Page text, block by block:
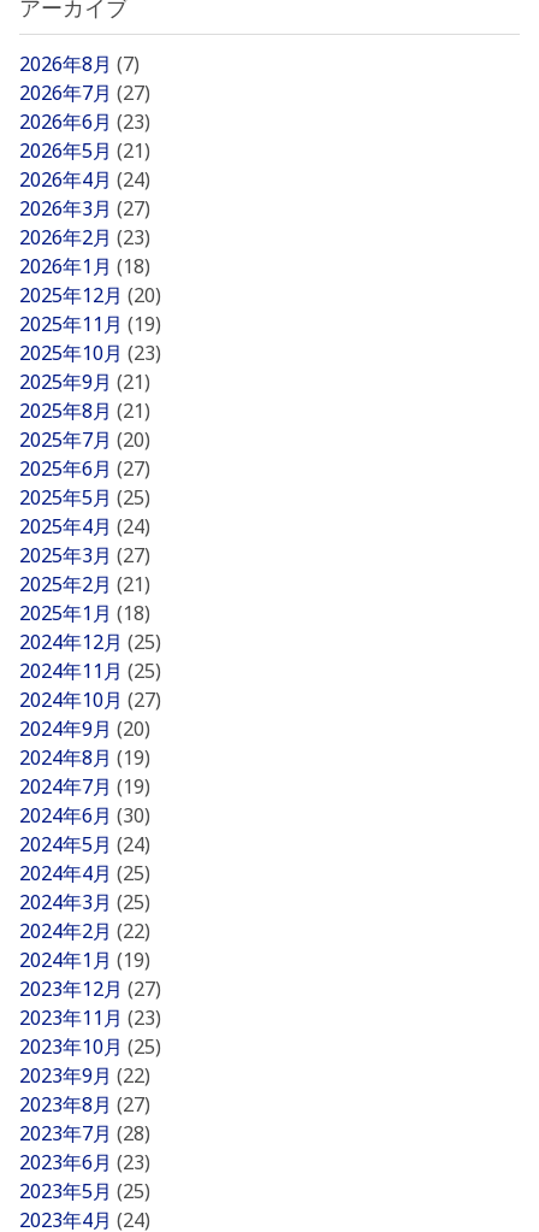
アーカイブ
2026年8月 (7)
2026年7月 (27)
2026年6月 (23)
2026年5月 (21)
2026年4月 (24)
2026年3月 (27)
2026年2月 (23)
2026年1月 (18)
2025年12月 (20)
2025年11月 (19)
2025年10月 (23)
2025年9月 (21)
2025年8月 (21)
2025年7月 (20)
2025年6月 (27)
2025年5月 (25)
2025年4月 (24)
2025年3月 (27)
2025年2月 (21)
2025年1月 (18)
2024年12月 (25)
2024年11月 (25)
2024年10月 (27)
2024年9月 (20)
2024年8月 (19)
2024年7月 (19)
2024年6月 (30)
2024年5月 (24)
2024年4月 (25)
2024年3月 (25)
2024年2月 (22)
2024年1月 (19)
2023年12月 (27)
2023年11月 (23)
2023年10月 (25)
2023年9月 (22)
2023年8月 (27)
2023年7月 (28)
2023年6月 (23)
2023年5月 (25)
2023年4月 (24)